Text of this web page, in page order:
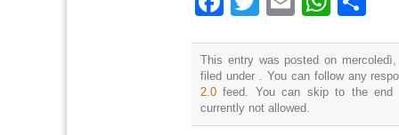
This entry was posted on
filed under . You can follow any
2.0 feed. You can skip to the end
currently not allowed.